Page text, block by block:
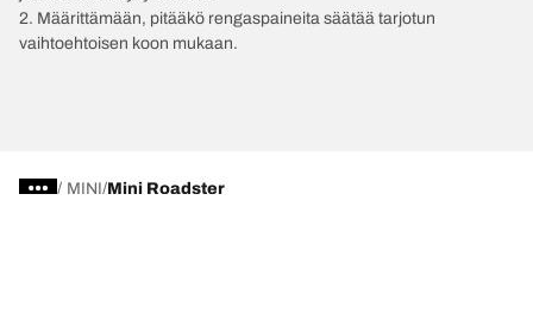
2. Määrittämään, pitääkö rengaspaineita säätää tarjotun
vaihtoehtoisen koon mukaan.
/ MINI Mini Roadster